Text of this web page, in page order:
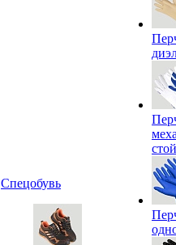
Спецобувь